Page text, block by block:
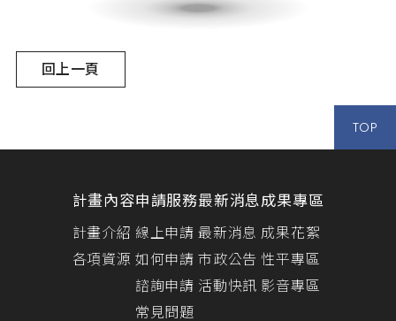
回上一頁
TOP
計畫內容
計畫介紹
各項資源
申請服務
線上申請
如何申請
諮詢申請
常見問題
最新消息
最新消息
市政公告
活動快訊
成果專區
成果花絮
性平專區
影音專區